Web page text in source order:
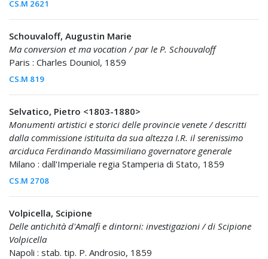
CS.M 2621
Schouvaloff, Augustin Marie
Ma conversion et ma vocation / par le P. Schouvaloff
Paris : Charles Douniol, 1859
CS.M 819
Selvatico, Pietro <1803-1880>
Monumenti artistici e storici delle provincie venete / descritti
dalla commissione istituita da sua altezza I.R. il serenissimo
arciduca Ferdinando Massimiliano governatore generale
Milano : dall'Imperiale regia Stamperia di Stato, 1859
CS.M 2708
Volpicella, Scipione
Delle antichità d'Amalfi e dintorni: investigazioni / di Scipione
Volpicella
Napoli : stab. tip. P. Androsio, 1859